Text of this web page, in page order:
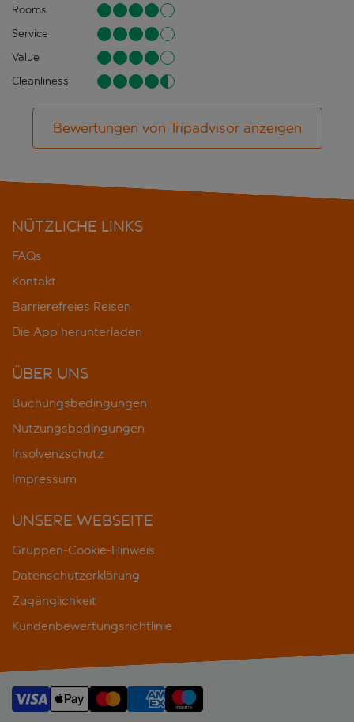
Rooms
Service
Value
Cleanliness
Bewertungen von Tripadvisor anzeigen
NÜTZLICHE LINKS
FAQs
Kontakt
Barrierefreies Reisen
Die App herunterladen
ÜBER UNS
Buchungsbedingungen
Nutzungsbedingungen
Insolvenzschutz
Impressum
UNSERE WEBSEITE
Gruppen-Cookie-Hinweis
Datenschutzerklärung
Zugänglichkeit
Kundenbewertungsrichtlinie